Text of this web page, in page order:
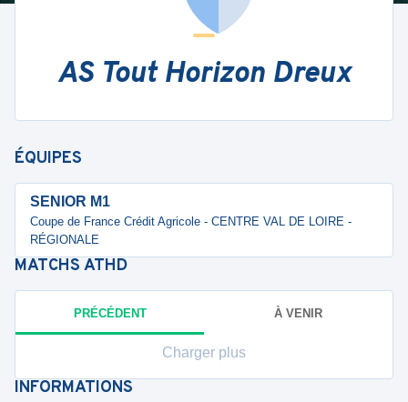
AS Tout Horizon Dreux
ÉQUIPES
SENIOR M1
Coupe de France Crédit Agricole - CENTRE VAL DE LOIRE -
RÉGIONALE
MATCHS ATHD
PRÉCÉDENT À VENIR
Charger plus
INFORMATIONS